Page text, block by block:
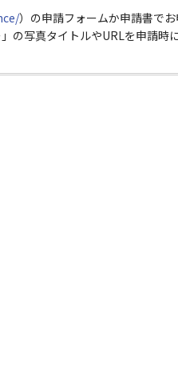
）の申請フォームか申請書で
の写真タイトルやURLを申請時